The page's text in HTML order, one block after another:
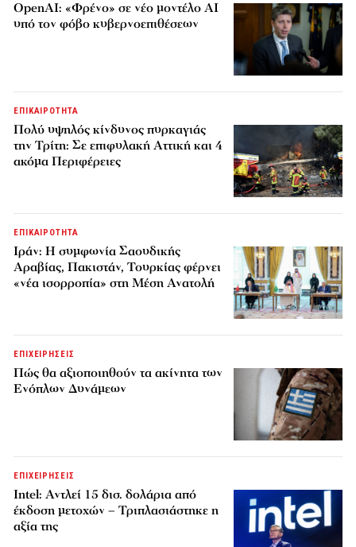
OpenAI: «Φρένο» σε νέο μοντέλο AI
υπό τον φόβο κυβερνοεπιθέσεων
ΕΠΙΚΑΙΡΟΤΗΤΑ
Πολύ υψηλός κίνδυνος πυρκαγιάς
την Τρίτη: Σε επιφυλακή Αττική και 4
ακόμα Περιφέρειες
ΕΠΙΚΑΙΡΟΤΗΤΑ
Ιράν: Η συμφωνία Σαουδικής
Αραβίας, Πακιστάν, Τουρκίας φέρνει
«νέα ισορροπία» στη Μέση Ανατολή
ΕΠΙΧΕΙΡΗΣΕΙΣ
Πώς θα αξιοποιηθούν τα ακίνητα των
Ενόπλων Δυνάμεων
ΕΠΙΧΕΙΡΗΣΕΙΣ
Intel: Αντλεί 15 δισ. δολάρια από
έκδοση μετοχών – Τριπλασιάστηκε η
αξία της